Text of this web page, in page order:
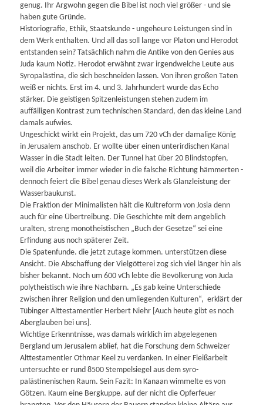
genug. Ihr Argwohn gegen die Bibel ist noch viel größer - und sie
haben gute Gründe.
Historiografie, Ethik, Staatskunde - ungeheure Leistungen sind in
dem Werk enthalten. Und all das soll lange vor Platon und Herodot
entstanden sein? Tatsächlich nahm die Antike von den Genies aus
Juda kaum Notiz. Herodot erwähnt zwar irgendwelche Leute aus
Syro­paläs­tina, die sich beschneiden lassen. Von ihren großen Taten
weiß er nichts. Erst im 4. und 3. Jahrhundert wurde das Echo
stärker. Die geistigen Spitzenleistungen stehen zudem im
auffälligen Kontrast zum technischen Standard, den das kleine Land
damals aufwies.
Ungeschickt wirkt ein Projekt, das um 720 vCh der damalige König
in Jerusalem anschob. Er wollte über einen unterirdischen Kanal
Wasser in die Stadt leiten. Der Tunnel hat über 20 Blindstopfen,
weil die Arbeiter immer wieder in die falsche Richtung hämmerten -
dennoch feiert die Bibel genau dieses Werk als Glanzleistung der
Wasserbaukunst.
Die Fraktion der Minimalisten hält die Kultreform von Josia denn
auch für eine Übertreibung. Die Geschichte mit dem angeblich
uralten, streng monotheistischen „Buch der Gesetze“ sei eine
Erfindung aus noch späterer Zeit.
Die Spatenfunde. die jetzt zutage kommen. unterstützen diese
Ansicht. Die Abschaffung der Vielgötterei zog sich viel länger hin als
bisher bekannt. Noch um 600 vCh lebte die Bevölkerung von Juda
polytheistisch wie ihre Nachbarn. „Es gab keine Unterschiede
zwischen ihrer Religion und den umliegenden Kulturen“, erklärt der
Tübinger Alttestamentler Herbert Niehr [Auch heute gibt es noch
Aberglauben bei uns].
Wichtige Erkenntnisse, was damals wirklich im abgelegenen
Bergland um Jerusalem ablief, hat die Forschung dem Schweizer
Alttestamentler Othmar Keel zu verdanken. In einer Fleißarbeit
untersuchte er rund 8500 Stempelsiegel aus dem syro-
palästinenischen Raum. Sein Fazit: In Kanaan wimmelte es von
Götzen. Kaum eine Bergkuppe. auf der nicht die Opferfeuer